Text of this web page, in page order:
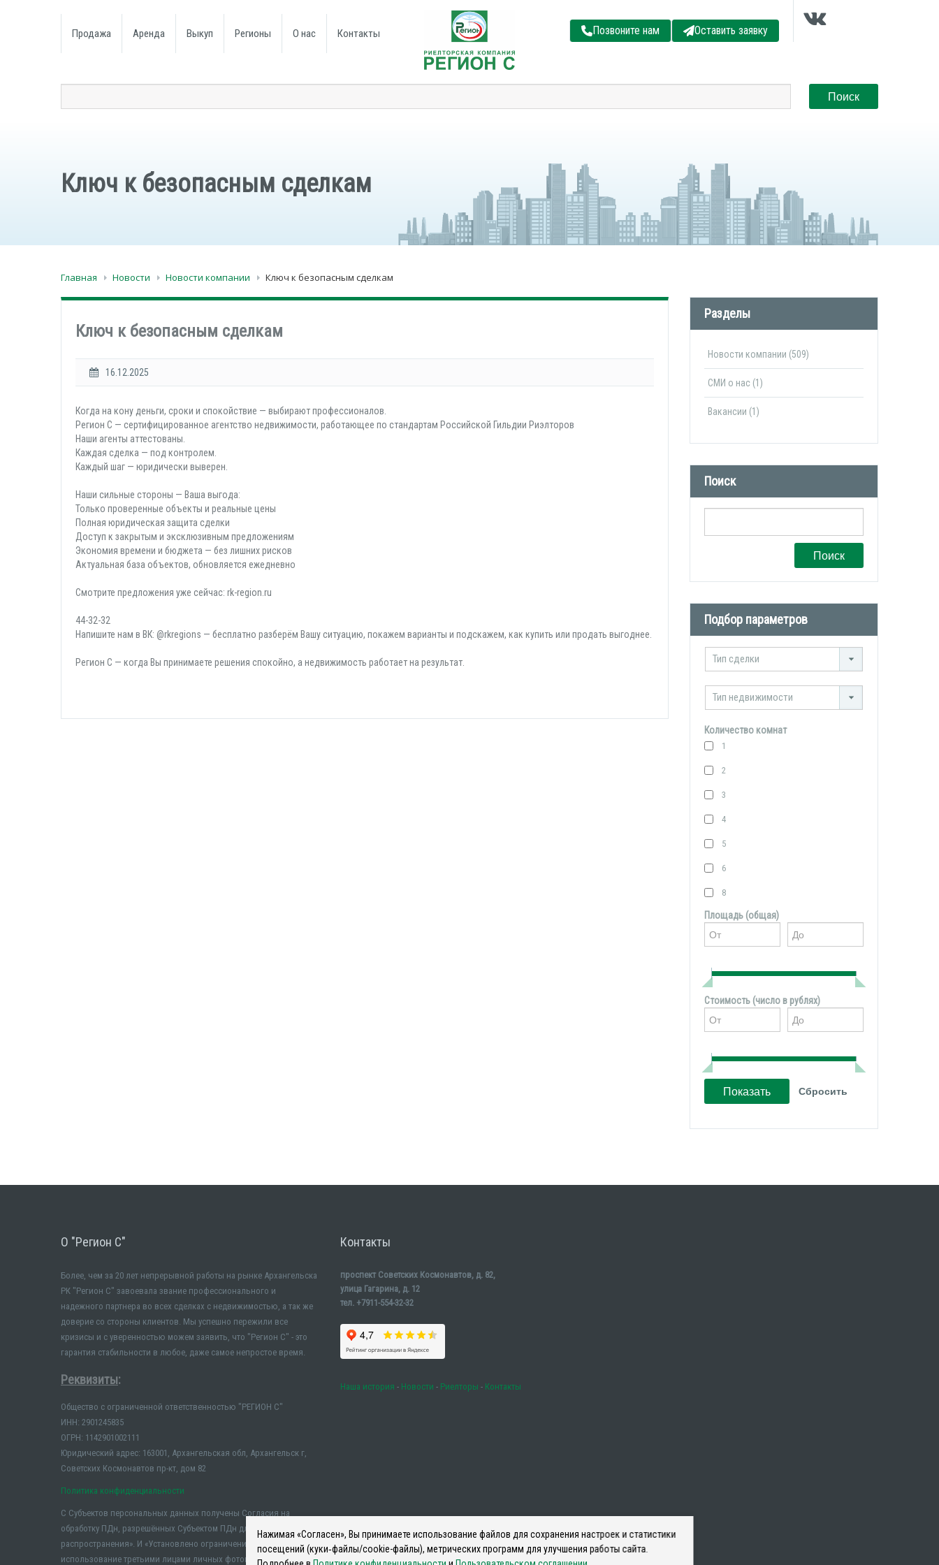
Продажа Аренда Выкуп Регионы О нас Контакты Позвоните нам Оставить заявку
Ключ к безопасным сделкам
Главная Новости Новости компании Ключ к безопасным сделкам
Ключ к безопасным сделкам
16.12.2025
Когда на кону деньги, сроки и спокойствие — выбирают профессионалов.
Регион С — сертифицированное агентство недвижимости, работающее по стандартам Российской Гильдии Риэлторов
Наши агенты аттестованы.
Каждая сделка — под контролем.
Каждый шаг — юридически выверен.
Наши сильные стороны — Ваша выгода:
Только проверенные объекты и реальные цены
Полная юридическая защита сделки
Доступ к закрытым и эксклюзивным предложениям
Экономия времени и бюджета — без лишних рисков
Актуальная база объектов, обновляется ежедневно
Смотрите предложения уже сейчас: rk-region.ru
44-32-32
Напишите нам в ВК: @rkregions — бесплатно разберём Вашу ситуацию, покажем варианты и подскажем, как купить или продать выгоднее.
Регион С — когда Вы принимаете решения спокойно, а недвижимость работает на результат.
Разделы
Новости компании (509)
СМИ о нас (1)
Вакансии (1)
Поиск
Поиск
Подбор параметров
Тип сделки
Тип недвижимости
Количество комнат
1
2
3
4
5
6
8
Площадь (общая)
Стоимость (число в рублях)
О "Регион С"
Более, чем за 20 лет непрерывной работы на рынке Архангельска
РК "Регион С" завоевала звание профессионального и
надежного партнера во всех сделках с недвижимостью, а так же
доверие со стороны клиентов. Мы успешно пережили все
кризисы и с уверенностью можем заявить, что "Регион С" - это
гарантия стабильности в любое, даже самое непростое время.
Реквизиты:
Общество с ограниченной ответственностью "РЕГИОН С"
ИНН: 2901245835
ОГРН: 1142901002111
Юридический адрес: 163001, Архангельская обл, Архангельск г,
Советских Космонавтов пр-кт, дом 82
Политика конфиденциальности
С Субъектов персональных данных получены Согласия на
обработку ПДн, разрешённых Субъектом ПДн для
распространения». И «Установлено ограничение на
использование третьими лицами личных фотографий и иных
Контакты
проспект Советских Космонавтов, д. 82,
улица Гагарина, д. 12
тел. +7911-554-32-32
Наша история - Новости - Риелторы - Контакты
Нажимая «Согласен», Вы принимаете использование файлов для сохранения настроек и статистики
посещений (куки‑файлы/cookie-файлы), метрических программ для улучшения работы сайта.